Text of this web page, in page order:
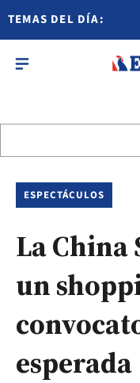
TEMAS DEL DÍA:
ESPECTÁCULOS
La China
un
esperada